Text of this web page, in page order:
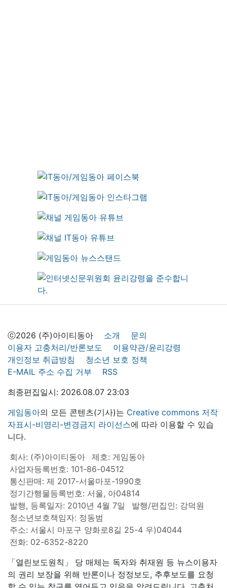
ⓒ2026 (주)아이티동아 소개
문의
이용자 고충처리/반론보도
이용약관/윤리강령
개인정보 취급방침
청소년 보호 정책
E-MAIL 주소 수집 거부
RSS
최종편집일시: 2026.08.07 23:03
게임동아의 모든 콘텐츠(기사)는 Creative commons 저작
자표시-비영리-변경금지 라이선스에 따라 이용할 수 있습
니다.
회사: (주)아이티동아
제호: 게임동아
사업자등록번호: 101-86-04512
통신판매: 제 2017-서울마포-1990호
정기간행물등록번호: 서울, 아04814
발행, 등록일자: 2010년 4월 7일
발행/편집인: 강덕원
청소년보호책임자: 정동범
주소: 서울시 마포구 양화로8길 25-4 우)04044
전화: 02-6352-8220
「열린보도원칙」 당 매체는 독자와 취재원 등 뉴스이용자
의 권리 보장을 위해 반론이나 정정보도, 추후보도를 요청